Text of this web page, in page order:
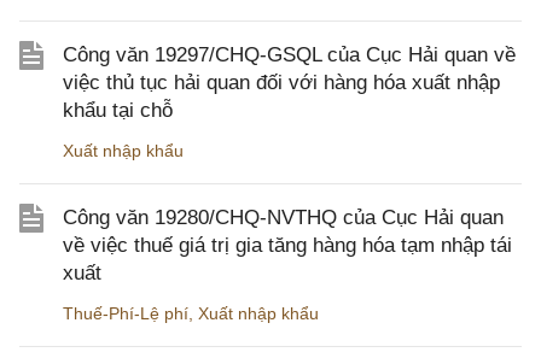
Công văn 19297/CHQ-GSQL của Cục Hải quan về
việc thủ tục hải quan đối với hàng hóa xuất nhập
khẩu tại chỗ
Xuất nhập khẩu
Công văn 19280/CHQ-NVTHQ của Cục Hải quan
về việc thuế giá trị gia tăng hàng hóa tạm nhập tái
xuất
Thuế-Phí-Lệ phí Xuất nhập khẩu